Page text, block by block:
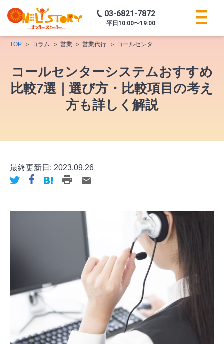
03-6821-7872
平日 10:00〜19:00
TOP コラム 営業 営業代行 コールセンターシステムおすすめ比較7選｜選び方・比較項目の考え方も詳しく解説
コールセンターシステムおすすめ
比較7選｜選び方・比較項目の考え
方も詳しく解説
最終更新日: 2023.09.26